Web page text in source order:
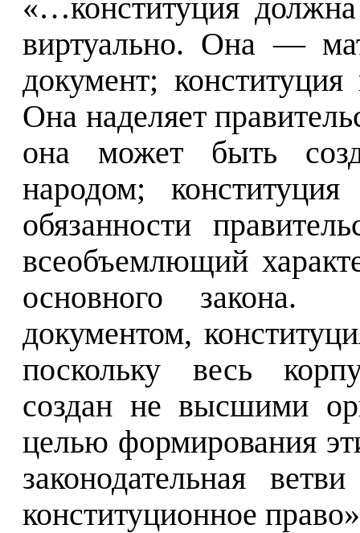
«…конституция
виртуально. Она —
документ; конституция
Она наделяет
она может быть
народом;
обязанности
всеобъемлющий
основного закона.
документом,
поскольку весь
создан не высшими
целью формирования
законодательная
конституционное